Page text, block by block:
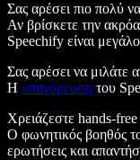
Σας αρέσει πιο πολύ
Αν βρίσκετε την
Speechify είναι
Σας αρέσει να μιλάτε
Η υπαγόρευση του
Χρειάζεστε hands-
Ο φωνητικός βοηθός
ερωτήσεις και